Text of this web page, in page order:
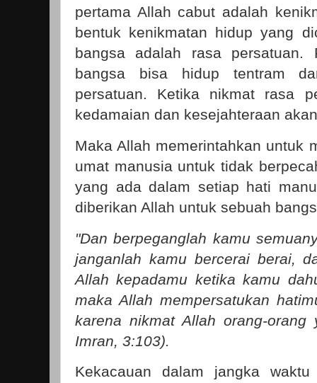
pertama Allah cabut adalah
bentuk kenikmatan hidup yang
bangsa adalah rasa persatuan.
bangsa bisa hidup tentram
persatuan. Ketika nikmat rasa
kedamaian dan kesejahteraan
Maka Allah memerintahkan untuk
umat manusia untuk tidak
yang ada dalam setiap hati
diberikan Allah untuk sebuah
"Dan berpeganglah kamu
janganlah kamu bercerai berai,
Allah kepadamu ketika kamu
maka Allah mempersatukan
karena nikmat Allah orang-orang
Imran, 3:103).
Kekacauan dalam jangka